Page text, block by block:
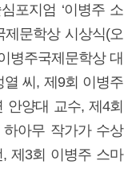
포지엄 ‘이병주 소
문학상 시상식(오
병주국제문학상 대
씨, 제9회 이병주
안양대 교수, 제4회
하아무 작가가 수상
제3회 이병주 스마